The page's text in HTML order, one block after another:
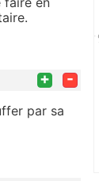
+ -
par sa